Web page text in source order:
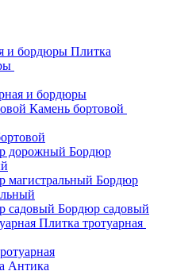
Плитка
и бордюры
Камень бортовой
Бордюр
Бордюр
Бордюр садовый
Плитка тротуарная
Антика